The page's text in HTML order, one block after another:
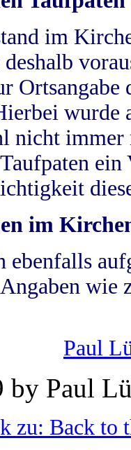
im
wurde
nicht
im
wie
Paul
Paul
zu: Back to